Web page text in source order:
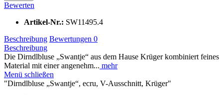
Bewerten
Artikel-Nr.: SW11495.4
Beschreibung Bewertungen 0
Beschreibung
Die Dirndlbluse „Swantje“ aus dem Hause Krüger kombiniert feines
Material mit einer angenehm... mehr
Menü schließen
"Dirndlbluse „Swantje“, ecru, V-Ausschnitt, Krüger"